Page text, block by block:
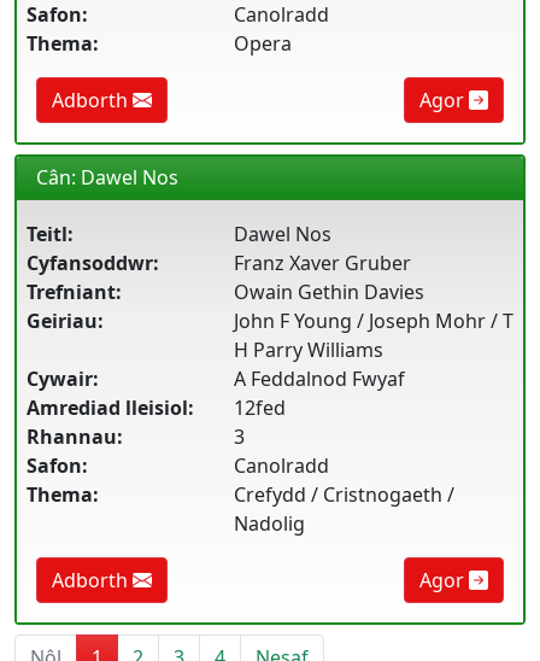
Safon:
Canolradd
Thema:
Opera
Adborth Agor
Cân: Dawel Nos
Teitl:
Dawel Nos
Cyfansoddwr:
Franz Xaver Gruber
Trefniant:
Owain Gethin Davies
Geiriau:
John F Young / Joseph Mohr / T
H Parry Williams
Cywair:
A Feddalnod Fwyaf
Amrediad lleisiol:
12fed
Rhannau:
3
Safon:
Canolradd
Thema:
Crefydd / Cristnogaeth /
Nadolig
Adborth Agor